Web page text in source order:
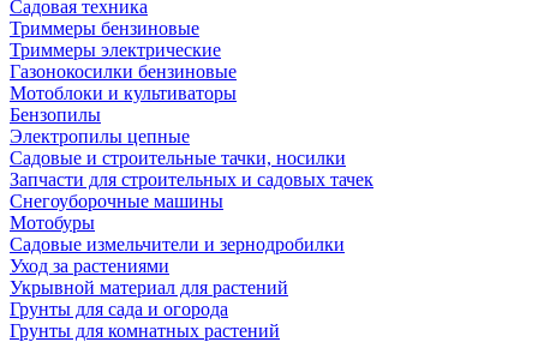
Садовая техника
Триммеры бензиновые
Триммеры электрические
Газонокосилки бензиновые
Мотоблоки и культиваторы
Бензопилы
Электропилы цепные
Садовые и строительные тачки, носилки
Запчасти для строительных и садовых тачек
Снегоуборочные машины
Мотобуры
Садовые измельчители и зернодробилки
Уход за растениями
Укрывной материал для растений
Грунты для сада и огорода
Грунты для комнатных растений